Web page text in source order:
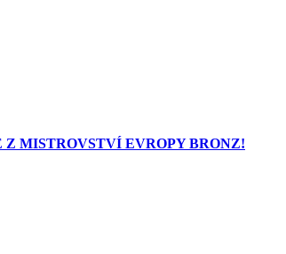
MISTROVSTVÍ EVROPY BRONZ!